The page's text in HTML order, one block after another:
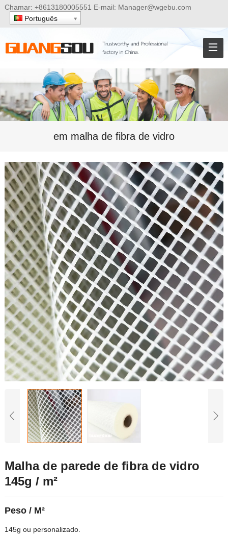
Chamar: +8613180005551 E-mail: Manager@wgebu.com
Português
em malha de fibra de vidro
Malha de parede de fibra de vidro
145g / m²
Peso / M²
145g ou personalizado.